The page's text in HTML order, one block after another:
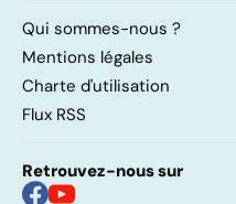
Qui sommes-nous ?
Mentions légales
Charte d'utilisation
Flux RSS
Retrouvez-nous sur